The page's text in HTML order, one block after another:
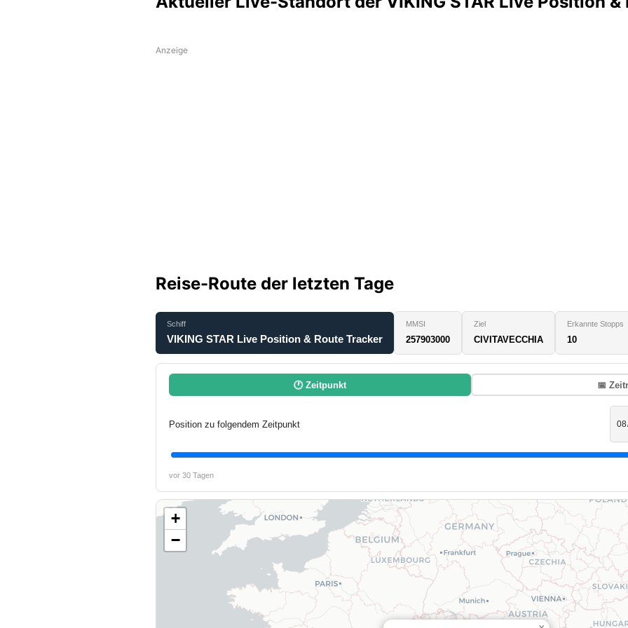
Anzeige
Reise-Route der letzten Tage
Schiff
VIKING STAR Live Position & Route Tracker
MMSI
257903000
Ziel
CIVITAVECCHIA
Erkannte Stopps
10
🕐 Zeitpunkt 📅
Position zu folgendem Zeitpunkt
vor 30 Tagen
+
−